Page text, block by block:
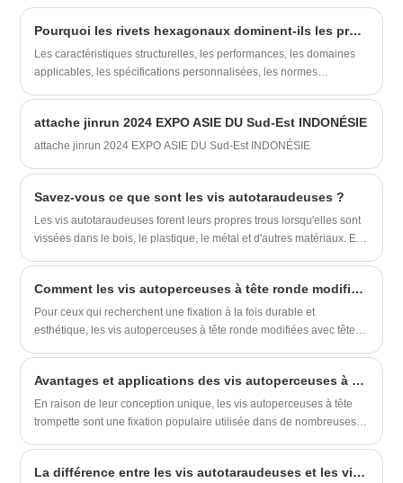
fabricant très compétitif.
Pourquoi les rivets hexagonaux dominent-ils les projets d'assemblage industriel à haute résistance à l'échelle mondiale ?
Les caractéristiques structurelles, les performances, les domaines
applicables, les spécifications personnalisées, les normes
aux superviseurs de production de comprendre les avantages
fondamentaux du produit et de résoudre les problèmes de
attache jinrun 2024 EXPO ASIE DU Sud-Est INDONÉSIE
attache jinrun 2024 EXPO ASIE DU Sud-Est INDONÉSIE
Savez-vous ce que sont les vis autotaraudeuses ?
Les vis autotaraudeuses forent leurs propres trous lorsqu'elles sont
vissées dans le bois, le plastique, le métal et d'autres matériaux. En
​Comment les vis autoperceuses à tête ronde modifiées avec pointes peintes offrent une solution de fixation durable et esthétique
Pour ceux qui recherchent une fixation à la fois durable et
esthétique, les vis autoperceuses à tête ronde modifiées avec têtes
et le couple par rapport aux fixations traditionnelles.
​Avantages et applications des vis autoperceuses à tête trompette
En raison de leur conception unique, les vis autoperceuses à tête
trompette sont une fixation populaire utilisée dans de nombreuses
pilote.
La différence entre les vis autotaraudeuses et les vis ordinaires